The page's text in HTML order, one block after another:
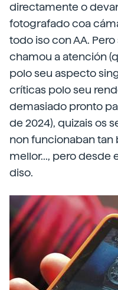
directamente o
fotografado coa
todo iso con AA.
chamou a atención
polo seu aspecto
críticas polo seu
demasiado pronto
de 2024), quizais os
non funcionaban tan
mellor..., pero desde
diso.